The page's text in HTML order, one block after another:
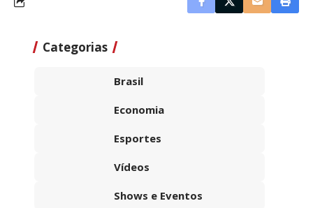
Categorias
Brasil
Economia
Esportes
Vídeos
Shows e Eventos